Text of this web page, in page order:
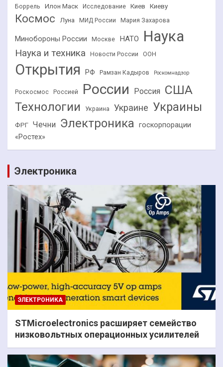
Боррель
Илон Маск Исследование Киев Киеву
Космос Луна МИД России Мария Захарова
Минобороны России Москве НАТО Наука
Наука и техника Новости России ООН
Открытия РФ Рамзан Кадыров Роскомнадзор
Роскосмос Россией России Россия США
Технологии Украина Украине Украины
ФРГ Чечни Электроника госкорпорации
«Ростех»
Электроника
ЭЛЕКТРОНИКА
STMicroelectronics расширяет семейство
низковольтных операционных усилителей